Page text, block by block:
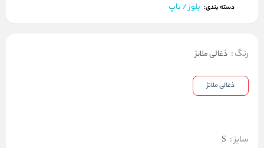
دسته بندی: بلوز / تاپ
رنگ: ذغالی ملانژ
ذغالی ملانژ
سایز:
S